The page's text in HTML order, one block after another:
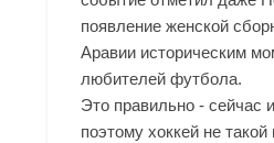
появление женской
Аравии историческим
любителей футбола.
Это правильно - сейчас
поэтому хоккей не